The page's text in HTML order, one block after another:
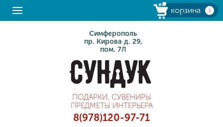
корзина 1
Симферополь
пр. Кирова д. 29,
пом. 7Л
ПОДАРКИ, СУВЕНИРЫ
ПРЕДМЕТЫ ИНТЕРЬЕРА
8(978)120-97-71